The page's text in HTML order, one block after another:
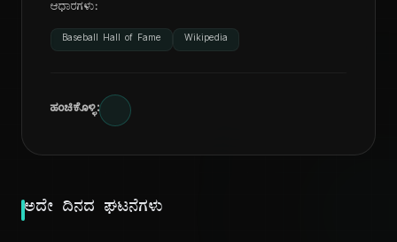
ಆಧಾರಗಳು:
Baseball Hall of Fame Wikipedia
ಹಂಚಿಕೊಳ್ಳಿ:
ಅದೇ ದಿನದ ಘಟನೆಗಳು